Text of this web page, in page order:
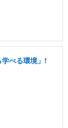
学べる環境」!